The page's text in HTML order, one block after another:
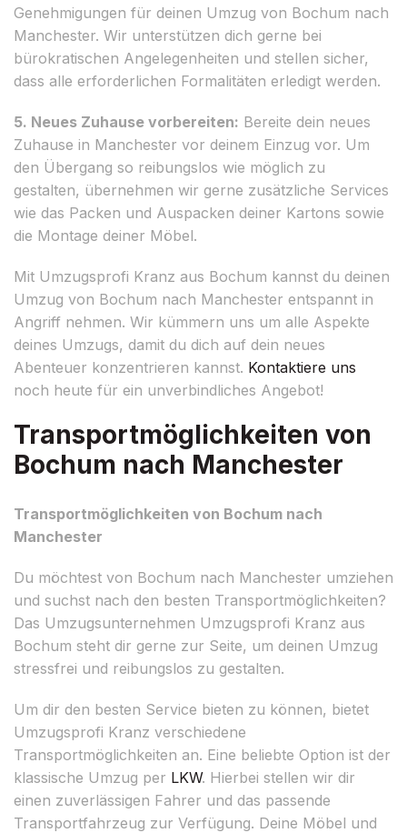
Genehmigungen für deinen Umzug von Bochum nach
Manchester. Wir unterstützen dich gerne bei
bürokratischen Angelegenheiten und stellen sicher,
dass alle erforderlichen Formalitäten erledigt werden.
5. Neues Zuhause vorbereiten: Bereite dein neues
Zuhause in Manchester vor deinem Einzug vor. Um
den Übergang so reibungslos wie möglich zu
gestalten, übernehmen wir gerne zusätzliche Services
wie das Packen und Auspacken deiner Kartons sowie
die Montage deiner Möbel.
Mit Umzugsprofi Kranz aus Bochum kannst du deinen
Umzug von Bochum nach Manchester entspannt in
Angriff nehmen. Wir kümmern uns um alle Aspekte
deines Umzugs, damit du dich auf dein neues
Abenteuer konzentrieren kannst. Kontaktiere uns
noch heute für ein unverbindliches Angebot!
Transportmöglichkeiten von
Bochum nach Manchester
Transportmöglichkeiten von Bochum nach
Manchester
Du möchtest von Bochum nach Manchester umziehen
und suchst nach den besten Transportmöglichkeiten?
Das Umzugsunternehmen Umzugsprofi Kranz aus
Bochum steht dir gerne zur Seite, um deinen Umzug
stressfrei und reibungslos zu gestalten.
Um dir den besten Service bieten zu können, bietet
Umzugsprofi Kranz verschiedene
Transportmöglichkeiten an. Eine beliebte Option ist der
klassische Umzug per LKW. Hierbei stellen wir dir
einen zuverlässigen Fahrer und das passende
Transportfahrzeug zur Verfügung. Deine Möbel und